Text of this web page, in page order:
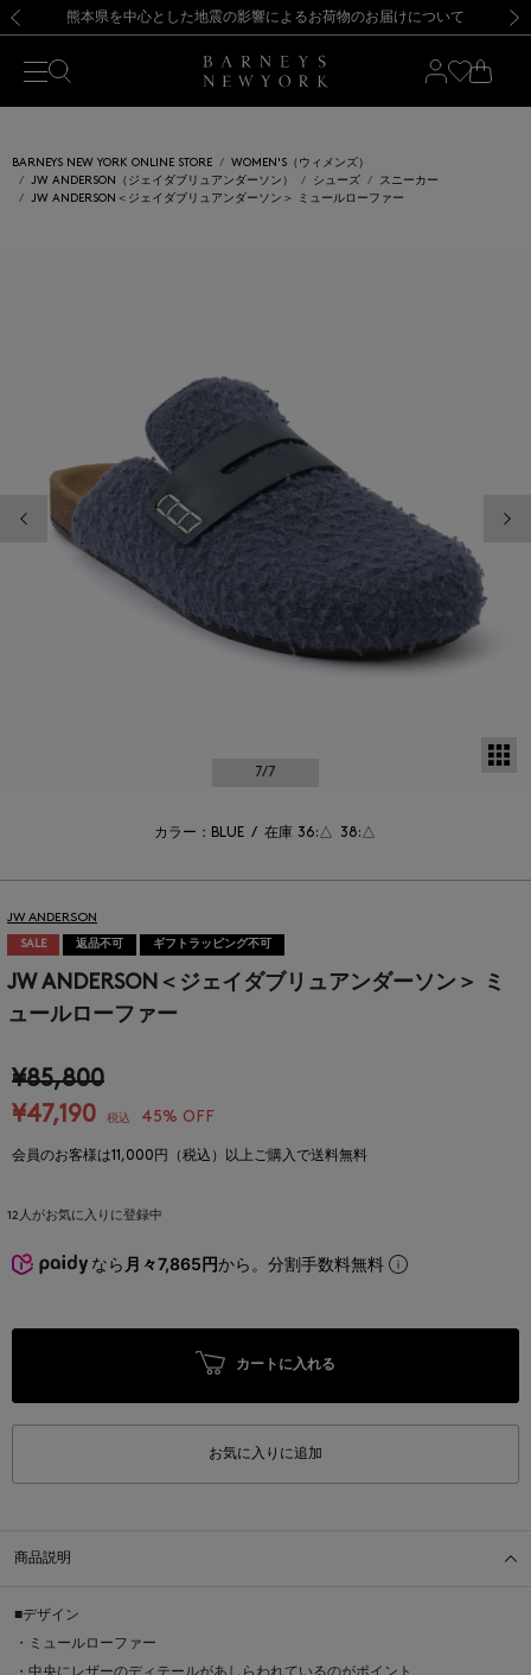
新規登録のお客様も対象！＜MY BARNEYS＞会員のお客様は11,000円（税込）以上のお買上げで常時送料無料！お買い物の際は会員登録を！
【夏季休業に伴う出荷一時停止のお知らせ】(2026.8.7) 【オンラインストア カスタマーセンター夏季休業に関するお知らせ】（2026.8.7）【夏季休業に伴う返品・交換承り一時停止のお知らせ】（2026.8.5）
熊本県を中心とした地震の影響によるお荷物のお届けについて
【開催中】SUMMER SALEのご案内・ご注意事項 新規登録のお客様も対象！＜MY BARNEYS＞会員のお客様は11,000円（税込）以上のお買上げで常時送料無料！お買い物の際は会員登録を！
【夏季休業に伴う出荷一時停止のお知らせ】(2026.8.7)
BARNEYS NEW YORK ONLINE STORE
WOMEN'S（ウィメンズ）
JW ANDERSON（ジェイダブリュアンダーソン）
シューズ
スニーカー
JW ANDERSON＜ジェイダブリュアンダーソン＞ ミュールローファー
前の画像
7/7
カラー：BLUE / 在庫 36:△ 38:△
JW ANDERSON
SALE 返品不可 ギフトラッピング不可
JW ANDERSON＜ジェイダブリュアンダーソン＞ ミ
ュールローファー
¥85,800
¥47,190
税込 45% OFF
会員のお客様は11,000円（税込）以上ご購入で送料無料
12 人がお気に入りに登録中
なら 月々7,865円から。分割手数料無料
カートに入れる
お気に入りに追加
商品説明
■デザイン
・ミュールローファー